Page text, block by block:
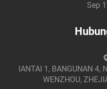
Sep
lANTAI 1, BANGUNAN 4,
WENZHOU,